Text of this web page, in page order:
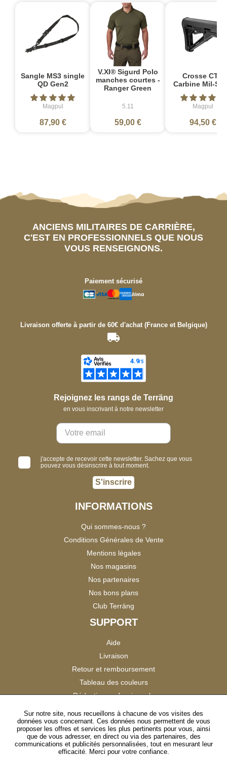
Sangle MS3 single
QD Gen2
Magpul
87,90 €
V.XI® Sigurd Polo
manches courtes -
Ranger Green
5.11
59,00 €
Crosse CTR
Carbine Mil-
Magpul
94,50 €
ANCIENS MILITAIRES DE CARRIÈRE,
C'EST EN PROFESSIONNELS QUE NOUS
VOUS RENSEIGNONS.
Paiement sécurisé
Livraison offerte à partir de 60€ d'achat (France et Belgique)
Rejoignez les rangs de Terräng
en vous inscrivant à notre newsletter
j'accepte de recevoir cette newsletter. Sachez que vous
pouvez vous désinscrire à tout moment.
S'inscrire
INFORMATIONS
Qui sommes-nous ?
Conditions Générales de Vente
Mentions légales
Nos magasins
Nos partenaires
Nos bons plans
Club Terräng
SUPPORT
Aide
Livraison
Retour et remboursement
Tableau des couleurs
Réduction professionnels
Satisfaction Clients
SUIVEZ-NOUS
Sur notre site, nous recueillons à chacune de vos visites des
données vous concernant. Ces données nous permettent de vous
proposer les offres et services les plus pertinents pour vous, ainsi
que de vous adresser, en direct ou via des partenaires, des
communications et publicités personnalisées, tout en mesurant leur
efficacité. Merci pour votre confiance.